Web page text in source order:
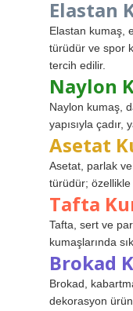
Elastan
Elastan kumaş,
türüdür ve spor
tercih edilir.
Naylon
Naylon kumaş,
yapısıyla çadır,
Asetat
Asetat, parlak
türüdür; özellikle
Tafta
Tafta, sert ve
kumaşlarında
Brokad
Brokad,
dekorasyon